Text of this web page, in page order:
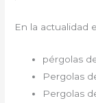
En la actualidad
pérgolas
Pergolas
Pergolas